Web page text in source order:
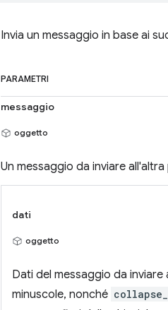
Invia un messaggio in base ai
PARAMETRI
messaggio
oggetto
Un messaggio da inviare
dati
oggetto
Dati del messaggio da inviare
minuscole, nonché